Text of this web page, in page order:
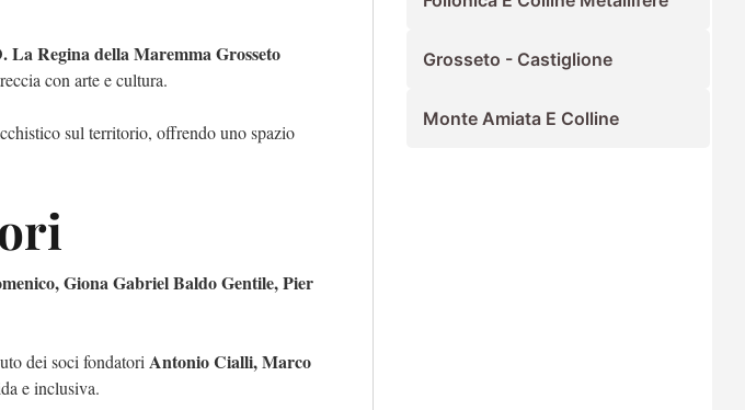
La Regina della Maremma Grosseto
con arte e cultura.
sul territorio, offrendo uno spazio
Giona Gabriel Baldo Gentile, Pier
dei soci fondatori Antonio Cialli, Marco
e inclusiva.
Grosseto - Castiglione
Monte Amiata E Colline